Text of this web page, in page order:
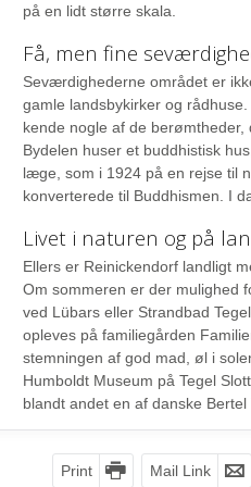
på en lidt større skala.
Få, men fine
Seværdighederne området er
gamle landsbykirker og
kende nogle af de berømtheder,
Bydelen huser et buddhistisk
læge, som i 1924 på en rejse til
konverterede til Buddhismen. I
Livet i naturen og på
Ellers er Reinickendorf landligt
Om sommeren er der mulighed
ved Lübars eller Strandbad
opleves på familiegården
stemningen af god mad, øl i
Humboldt Museum på Tegel
blandt andet en af danske Bertel
Print Mail Link